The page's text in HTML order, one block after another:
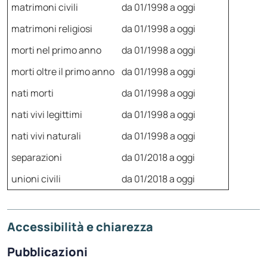
matrimoni civili
da 01/1998 a oggi
matrimoni religiosi
da 01/1998 a oggi
morti nel primo anno
da 01/1998 a oggi
morti oltre il primo anno da 01/1998 a oggi
nati morti
da 01/1998 a oggi
nati vivi legittimi
da 01/1998 a oggi
nati vivi naturali
da 01/1998 a oggi
separazioni
da 01/2018 a oggi
unioni civili
da 01/2018 a oggi
Accessibilità e chiarezza
Pubblicazioni